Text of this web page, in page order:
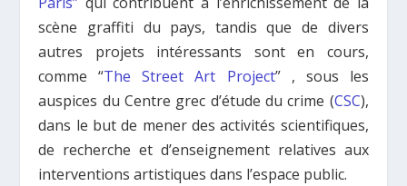
scène graffiti du pays, tandis que de divers
autres projets intéressants sont en cours,
comme “The Street Art Project” , sous les
auspices du Centre grec d’étude du crime (CSC),
dans le but de mener des activités scientifiques,
de recherche et d’enseignement relatives aux
interventions artistiques dans l’espace public.